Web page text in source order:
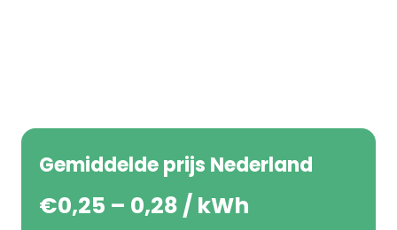
Gemiddelde prijs Nederland
€0,25 – 0,28 / kWh